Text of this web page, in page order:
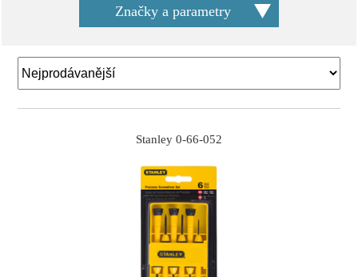
Značky a parametry
Stanley 0-66-052